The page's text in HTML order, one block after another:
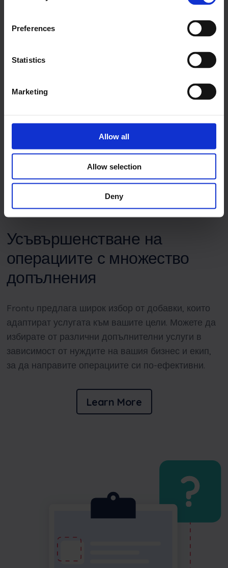
Preferences
Statistics
Marketing
Allow all
Allow selection
Deny
Усъвършенстване на
операциите с множество
допълнения
Frontu предлага широк избор от добавки, които
адаптират услугата към вашите цели. Можете да
избирате от различни допълнителни услуги в
зависимост от нуждите на вашия бизнес и екип,
за да направите операциите си по-ефективни.
Learn More